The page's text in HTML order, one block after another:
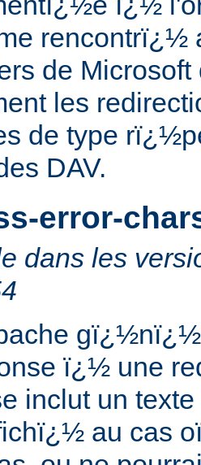
rencontrï¿½
de
les
de type
DAV.
error-
dans les
ï¿½ une
inclut un
au cas